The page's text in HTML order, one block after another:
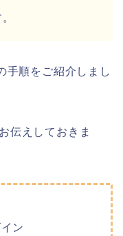
手順をご紹介しまし
伝えしておきま
ン